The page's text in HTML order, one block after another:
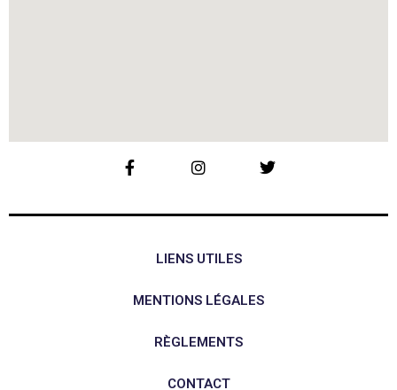
LIENS UTILES
MENTIONS LÉGALES
RÈGLEMENTS
CONTACT